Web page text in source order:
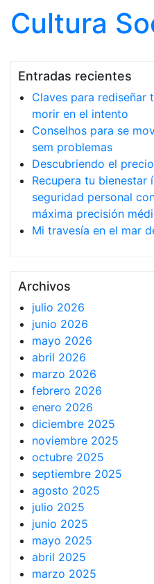
Cultura
Entradas recientes
Claves para rediseñar
morir en el intento
Conselhos para se
sem problemas
Descubriendo el
Recupera tu
seguridad personal
máxima precisión
Mi travesía en el mar
Archivos
julio 2026
junio 2026
mayo 2026
abril 2026
marzo 2026
febrero 2026
enero 2026
diciembre 2025
noviembre 2025
octubre 2025
septiembre 2025
agosto 2025
julio 2025
junio 2025
mayo 2025
abril 2025
marzo 2025